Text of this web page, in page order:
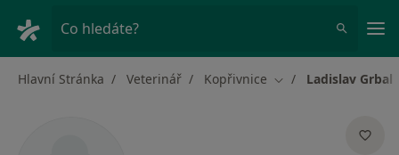
Co hledáte?
Hlavní Stránka Veterinář Kopřivnice Změna města
Ladislav Grbal